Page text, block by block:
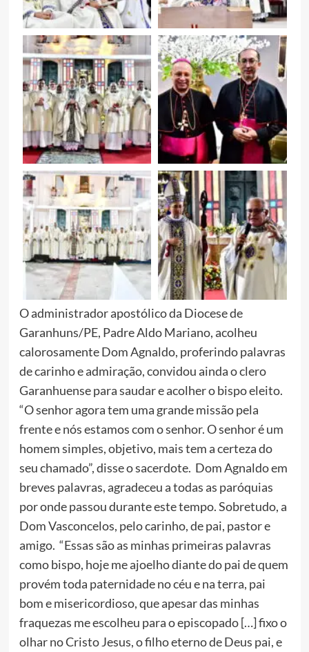
O administrador apostólico da Diocese de
Garanhuns/PE, Padre Aldo Mariano, acolheu
calorosamente Dom Agnaldo, proferindo palavras
de carinho e admiração, convidou ainda o clero
Garanhuense para saudar e acolher o bispo eleito.
“O senhor agora tem uma grande missão pela
frente e nós estamos com o senhor. O senhor é um
homem simples, objetivo, mais tem a certeza do
seu chamado”, disse o sacerdote. Dom Agnaldo em
breves palavras, agradeceu a todas as paróquias
por onde passou durante este tempo. Sobretudo, a
Dom Vasconcelos, pelo carinho, de pai, pastor e
amigo. “Essas são as minhas primeiras palavras
como bispo, hoje me ajoelho diante do pai de quem
provém toda paternidade no céu e na terra, pai
bom e misericordioso, que apesar das minhas
fraquezas me escolheu para o episcopado […] fixo o
olhar no Cristo Jesus, o filho eterno de Deus pai, e